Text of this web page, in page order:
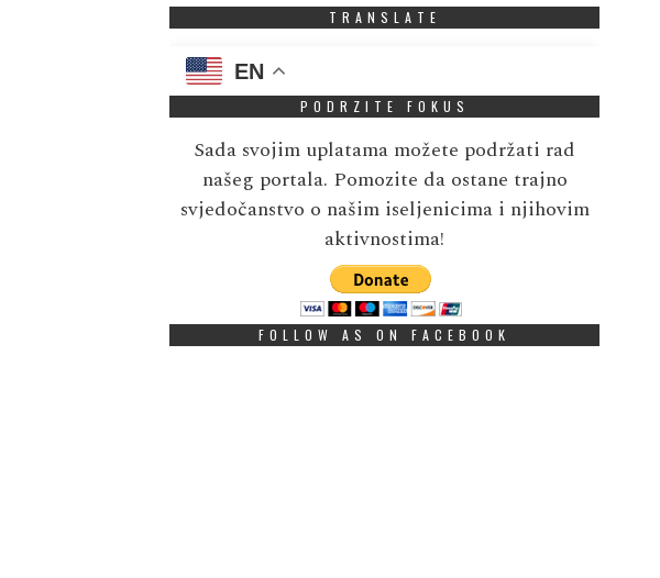
TRANSLATE
EN
PODRZITE FOKUS
Sada svojim uplatama možete podržati rad
našeg portala. Pomozite da ostane trajno
svjedočanstvo o našim iseljenicima i njihovim
aktivnostima!
FOLLOW AS ON FACEBOOK